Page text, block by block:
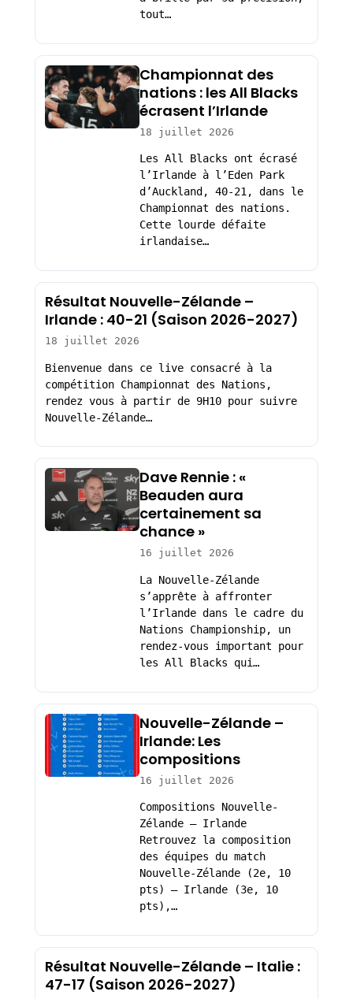
tout…
Championnat des
nations : les All Blacks
écrasent l’Irlande
18 juillet 2026
Les All Blacks ont écrasé
l’Irlande à l’Eden Park
d’Auckland, 40-21, dans le
Championnat des nations.
Cette lourde défaite
irlandaise…
Résultat Nouvelle-Zélande –
Irlande : 40-21 (Saison 2026-2027)
18 juillet 2026
Bienvenue dans ce live consacré à la
compétition Championnat des Nations,
rendez vous à partir de 9H10 pour suivre
Nouvelle-Zélande…
Dave Rennie : «
Beauden aura
certainement sa
chance »
16 juillet 2026
La Nouvelle-Zélande
s’apprête à affronter
l’Irlande dans le cadre du
Nations Championship, un
rendez-vous important pour
les All Blacks qui…
Nouvelle-Zélande –
Irlande: Les
compositions
16 juillet 2026
Compositions Nouvelle-
Zélande – Irlande
Retrouvez la composition
des équipes du match
Nouvelle-Zélande (2e, 10
pts) – Irlande (3e, 10
pts),…
Résultat Nouvelle-Zélande – Italie :
47-17 (Saison 2026-2027)